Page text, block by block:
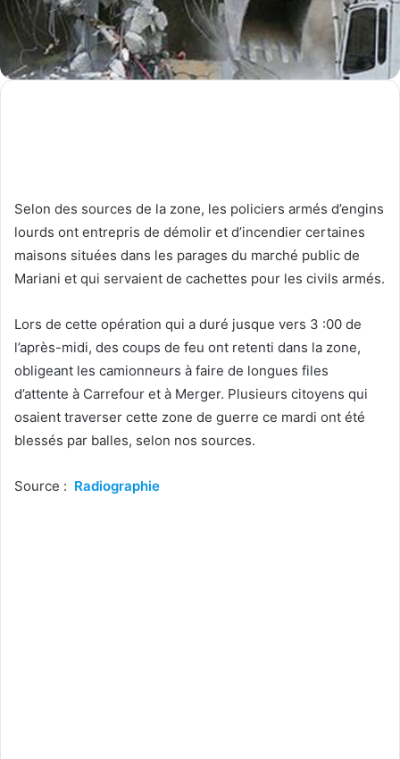
Selon des sources de la zone, les policiers armés d’engins
lourds ont entrepris de démolir et d’incendier certaines
maisons situées dans les parages du marché public de
Mariani et qui servaient de cachettes pour les civils armés.
Lors de cette opération qui a duré jusque vers 3 :00 de
l’après-midi, des coups de feu ont retenti dans la zone,
obligeant les camionneurs à faire de longues files
d’attente à Carrefour et à Merger. Plusieurs citoyens qui
osaient traverser cette zone de guerre ce mardi ont été
blessés par balles, selon nos sources.
Source : Radiographie